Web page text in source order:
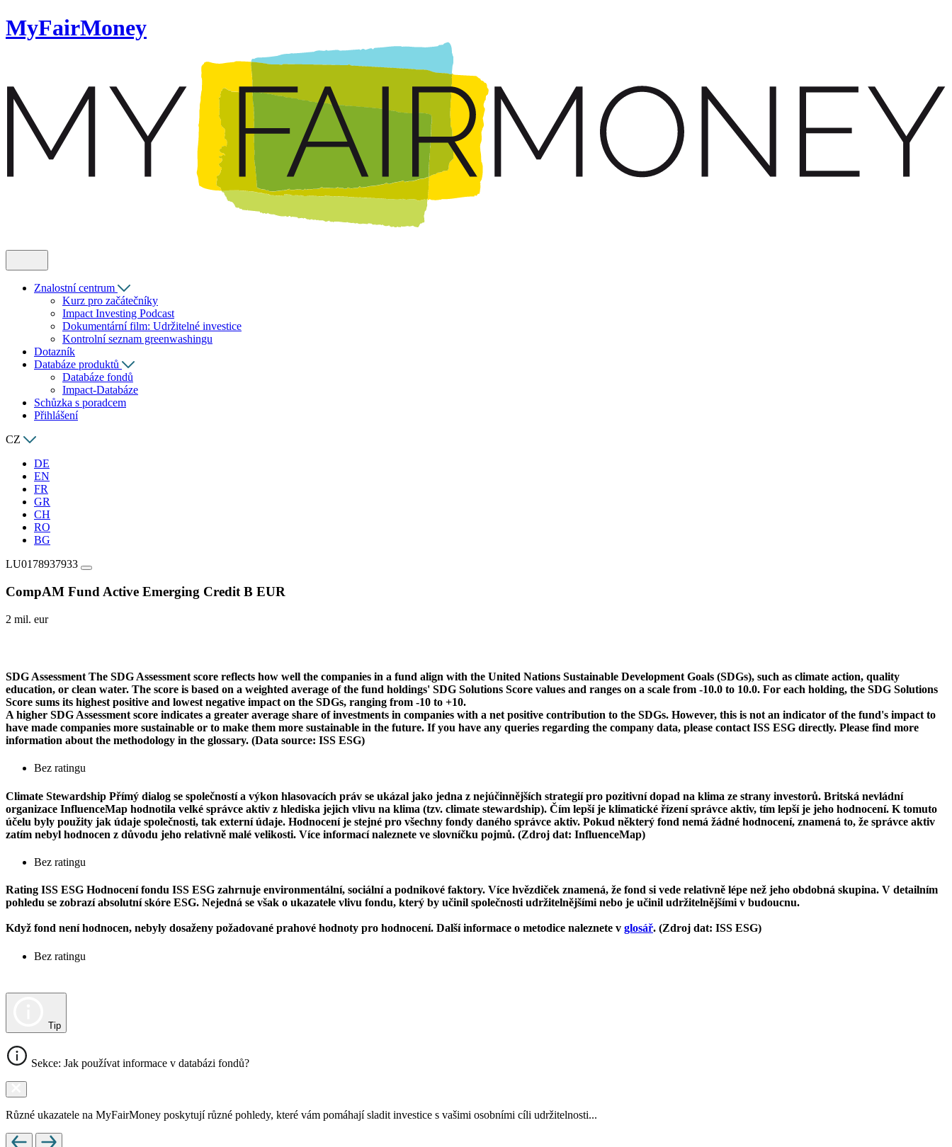
MyFairMoney
Znalostní centrum
Kurz pro začátečníky
Impact Investing Podcast
Dokumentární film: Udržitelné investice
Kontrolní seznam greenwashingu
Dotazník
Databáze produktů
Databáze fondů
Impact-Databáze
Schůzka s poradcem
Přihlášení
CZ
DE
EN
FR
GR
CH
RO
BG
LU0178937933
CompAM Fund Active Emerging Credit B EUR
2 mil. eur
SDG Assessment The SDG Assessment score reflects how well the companies in a fund align with the United Nations Sustainable Development Goals (SDGs), such as climate action, quality
education, or clean water. The score is based on a weighted average of the fund holdings' SDG Solutions Score values and ranges on a scale from -10.0 to 10.0. For each holding, the SDG Solutions
Score sums its highest positive and lowest negative impact on the SDGs, ranging from -10 to +10.
A higher SDG Assessment score indicates a greater average share of investments in companies with a net positive contribution to the SDGs. However, this is not an indicator of the fund's impact to
have made companies more sustainable or to make them more sustainable in the future. If you have any queries regarding the company data, please contact ISS ESG directly. Please find more
information about the methodology in the glossary. (Data source: ISS ESG)
Bez ratingu
Climate Stewardship Přímý dialog se společností a výkon hlasovacích práv se ukázal jako jedna z nejúčinnějších strategií pro pozitivní dopad na klima ze strany investorů. Britská nevládní
organizace InfluenceMap hodnotila velké správce aktiv z hlediska jejich vlivu na klima (tzv. climate stewardship). Čím lepší je klimatické řízení správce aktiv, tím lepší je jeho hodnocení. K tomuto
účelu byly použity jak údaje společnosti, tak externí údaje. Hodnocení je stejné pro všechny fondy daného správce aktiv. Pokud některý fond nemá žádné hodnocení, znamená to, že správce aktiv
zatím nebyl hodnocen z důvodu jeho relativně malé velikosti. Více informací naleznete ve slovníčku pojmů. (Zdroj dat: InfluenceMap)
Bez ratingu
Rating ISS ESG Hodnocení fondu ISS ESG zahrnuje environmentální, sociální a podnikové faktory. Více hvězdiček znamená, že fond si vede relativně lépe než jeho obdobná skupina. V detailním
pohledu se zobrazí absolutní skóre ESG. Nejedná se však o ukazatele vlivu fondu, který by učinil společnosti udržitelnějšími nebo je učinil udržitelnějšími v budoucnu.
Když fond není hodnocen, nebyly dosaženy požadované prahové hodnoty pro hodnocení. Další informace o metodice naleznete v glosář. (Zdroj dat: ISS ESG)
Bez ratingu
Tip
Sekce: Jak používat informace v databázi fondů?
Různé ukazatele na MyFairMoney poskytují různé pohledy, které vám pomáhají sladit investice s vašimi osobními cíli udržitelnosti...